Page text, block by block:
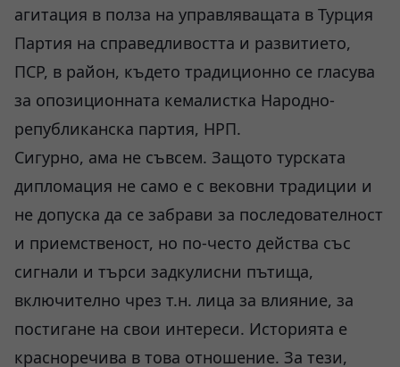
агитация в полза на управляващата в Турция
Партия на справедливостта и развитието,
ПСР, в район, където традиционно се гласува
за опозиционната кемалистка Народно-
републиканска партия, НРП.
Сигурно, ама не съвсем. Защото турската
дипломация не само е с вековни традиции и
не допуска да се забрави за последователност
и приемственост, но по-често действа със
сигнали и търси задкулисни пътища,
включително чрез т.н. лица за влияние, за
постигане на свои интереси. Историята е
красноречива в това отношение. За тези,